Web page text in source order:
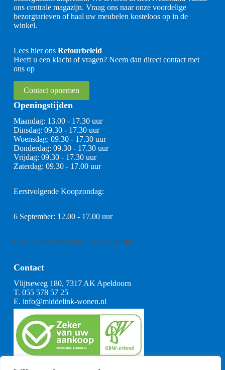
ons centrale magazijn. Vraag ons naar onze voordelige
bezorgtarieven of haal uw meubelen kosteloos op in de
winkel.
Lees hier ons Retourbeleid
Heeft u een klacht of vragen? Neem dan direct contact met
ons op
Contact opnemen
Openingstijden
Maandag: 13.00 - 17.30 uur
Dinsdag: 09.30 - 17.30 uur
Woensdag: 09.30 - 17.30 uur
Donderdag: 09.30 - 17.30 uur
Vrijdag: 09.30 - 17.30 uur
Zaterdag: 09.30 - 17.00 uur
Eerstvolgende Koopzondag:
6 September: 12.00 - 17.00 uur
Geen Koopzondag in Juli & Augustus
Contact
Vlijtseweg 180, 7317 AK Apeldoorn
T. 055 578 57 25
E. info@middelink-wonen.nl